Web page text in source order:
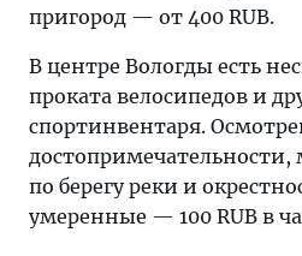
пригород — от 400 RUB.
В центре Вологды есть
проката велосипедов и
спортинвентаря.
по берегу реки и
умеренные — 100 RUB в